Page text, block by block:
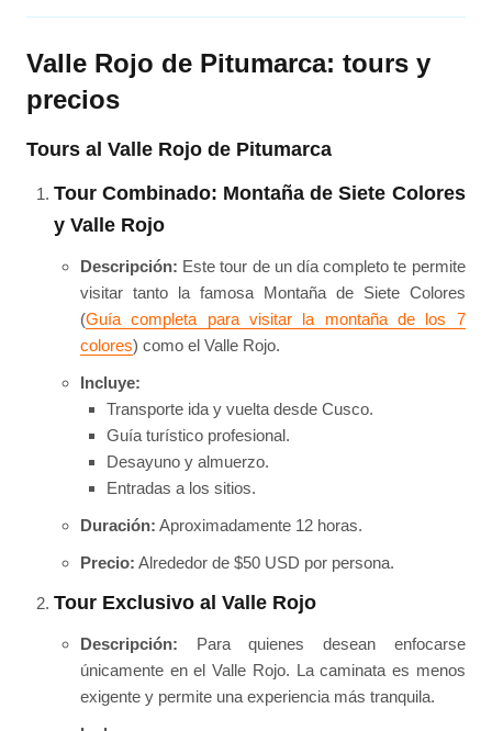
Valle Rojo de Pitumarca: tours y
precios
Tours al Valle Rojo de Pitumarca
Tour Combinado: Montaña de Siete Colores
y Valle Rojo
Descripción: Este tour de un día completo te permite
visitar tanto la famosa Montaña de Siete Colores
(Guía completa para visitar la montaña de los 7
colores) como el Valle Rojo.
Incluye:
Transporte ida y vuelta desde Cusco.
Guía turístico profesional.
Desayuno y almuerzo.
Entradas a los sitios.
Duración: Aproximadamente 12 horas.
Precio: Alrededor de $50 USD por persona.
Tour Exclusivo al Valle Rojo
Descripción: Para quienes desean enfocarse
únicamente en el Valle Rojo. La caminata es menos
exigente y permite una experiencia más tranquila.